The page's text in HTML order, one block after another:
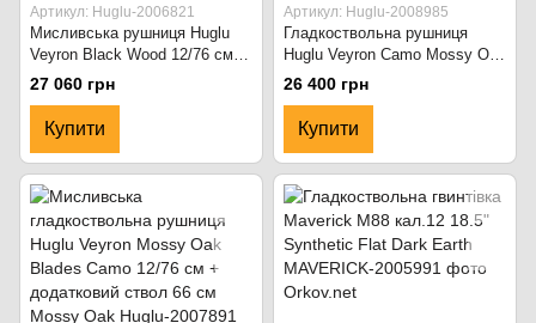
Артикул: Huglu-2006821
Мисливська рушниця Huglu
Veyron Black Wood 12/76 см
Чорний/Коричневий
27 060 грн
Купити
Артикул: Huglu-2008985
Гладкоствольна рушниця
Huglu Veyron Camo Mossy Oak
Synthetic 12/76 см Mossy Oak
26 400 грн
Купити